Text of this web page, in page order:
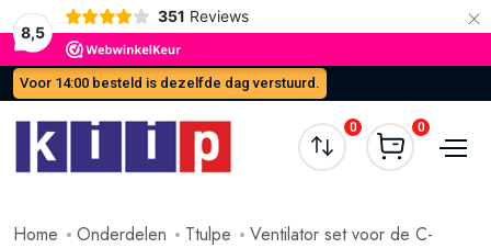
8,5
351 Reviews ×
Voor 14:00 besteld is dezelfde dag verstuurd.
0 0
Home Onderdelen Ttulpe
Ventilator set voor de C-